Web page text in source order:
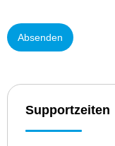
Supportzeiten